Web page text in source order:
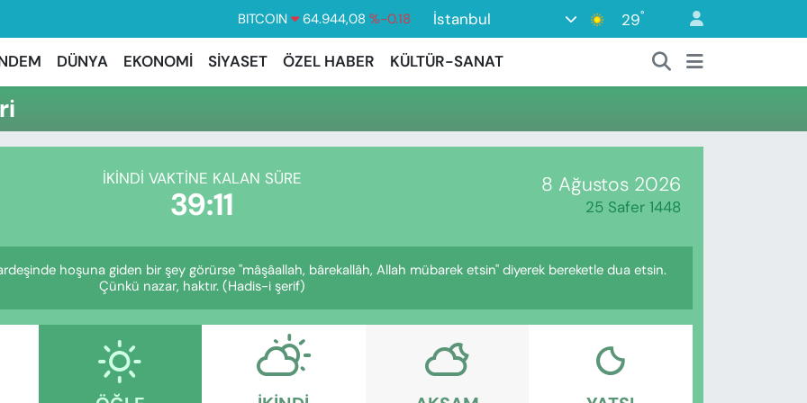
BITCOIN 64.944,08 %-0.18
DOLAR
47,7436
%0.18
EURO
55,2510 %0.32
GRAM ALTIN
6660.55 %0.03
BİST100
İstanbul 29°
DÜNYA EKONOMİ SİYASET ÖZEL HABER KÜLTÜR-SANAT
İKINDI VAKTINE KALAN SÜRE
39:10 8 Ağustos 2026
25 Safer 1448
hoşuna giden bir şey görürse "mâşâallah, bârekallâh, Allah mübarek etsin" diyerek bereketle dua etsin.
Çünkü nazar, haktır. (Hadis-i şerif)